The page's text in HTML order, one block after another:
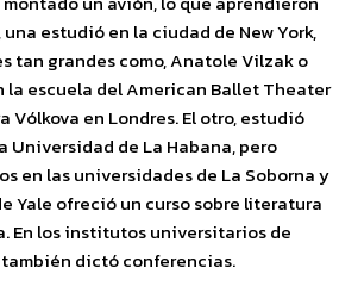
estudió en la ciudad de New York,
tan grandes como, Anatole Vilzak o
la escuela del American Ballet Theater
Vólkova en Londres. El otro, estudió
Universidad de La Habana, pero
en las universidades de La Soborna y
Yale ofreció un curso sobre literatura
En los institutos universitarios de
dictó conferencias.